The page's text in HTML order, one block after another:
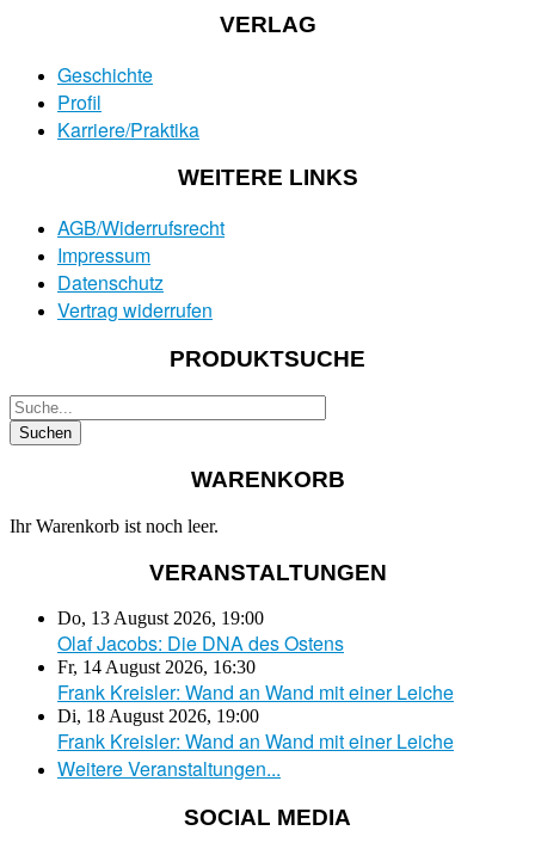
VERLAG
Geschichte
Profil
Karriere/Praktika
WEITERE LINKS
AGB/Widerrufsrecht
Impressum
Datenschutz
Vertrag widerrufen
PRODUKTSUCHE
WARENKORB
Ihr Warenkorb ist noch leer.
VERANSTALTUNGEN
Do, 13 August 2026, 19:00
Olaf Jacobs: Die DNA des Ostens
Fr, 14 August 2026, 16:30
Frank Kreisler: Wand an Wand mit einer Leiche
Di, 18 August 2026, 19:00
Frank Kreisler: Wand an Wand mit einer Leiche
Weitere Veranstaltungen...
SOCIAL MEDIA